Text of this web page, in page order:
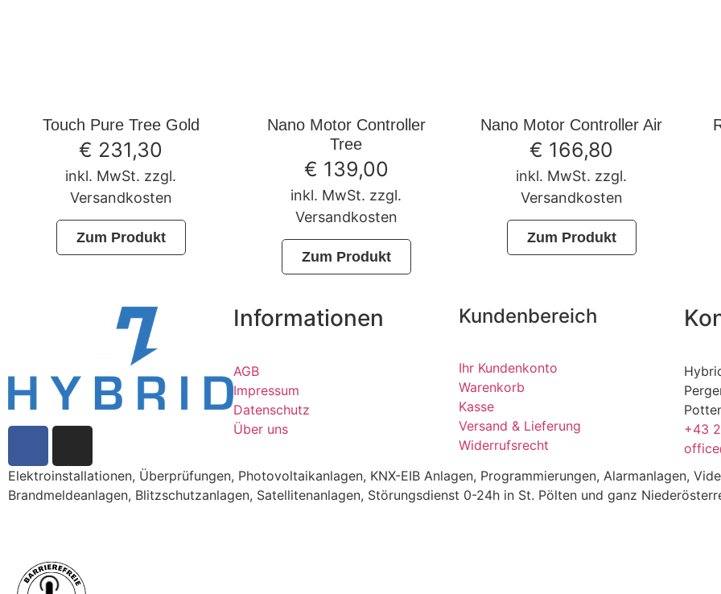
Touch Pure Tree Gold
€ 231,30
inkl. MwSt. zzgl.
Versandkosten
Zum Produkt
Nano Motor Controller
Tree
€ 139,00
inkl. MwSt. zzgl.
Versandkosten
Zum Produkt
Nano Motor Controller Air
€ 166,80
inkl. MwSt. zzgl.
Versandkosten
Zum Produkt
Informationen
AGB
Impressum
Datenschutz
Über uns
Kundenbereich
Ihr Kundenkonto
Warenkorb
Kasse
Versand & Lieferung
Widerrufsrecht
+43
Elektroinstallationen, Überprüfungen, Photovoltaikanlagen, KNX-EIB Anlagen, Programmierungen, Alarmanlagen,
Brandmeldeanlagen, Blitzschutzanlagen, Satellitenanlagen, Störungsdienst 0-24h in St. Pölten und ganz